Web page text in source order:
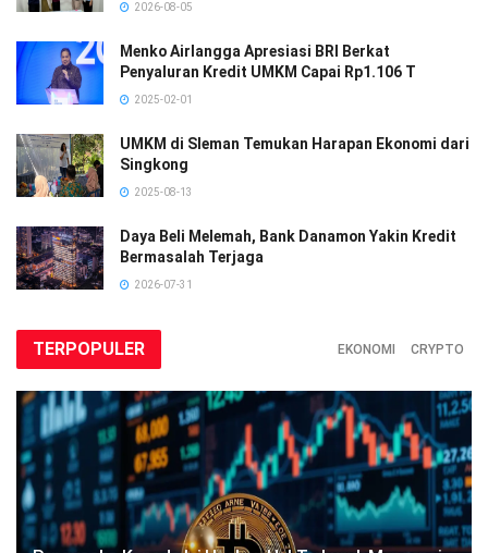
2026-08-05
Menko Airlangga Apresiasi BRI Berkat
Penyaluran Kredit UMKM Capai Rp1.106 T
2025-02-01
UMKM di Sleman Temukan Harapan Ekonomi dari
Singkong
2025-08-13
Daya Beli Melemah, Bank Danamon Yakin Kredit
Bermasalah Terjaga
2026-07-31
TERPOPULER EKONOMI CRYPTO